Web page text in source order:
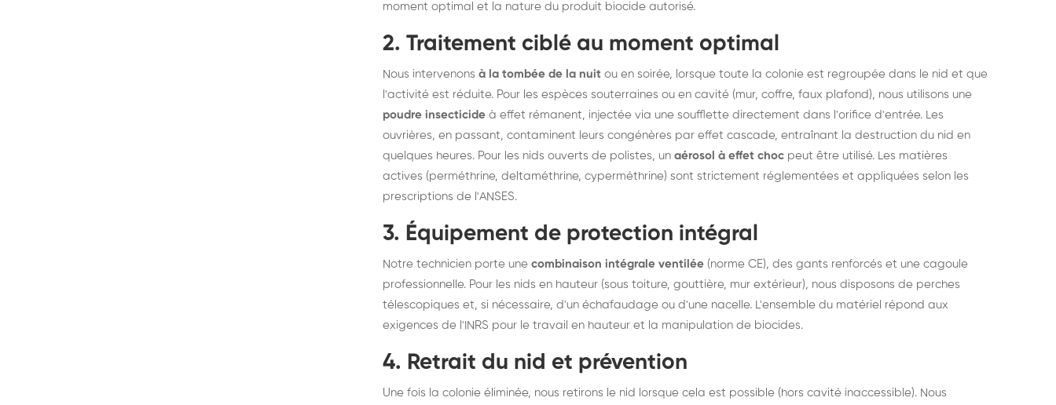
moment optimal et la nature du produit biocide autorisé.
2. Traitement ciblé au moment optimal
Nous intervenons à la tombée de la nuit ou en soirée, lorsque toute la colonie est regroupée dans le nid et que
l'activité est réduite. Pour les espèces souterraines ou en cavité (mur, coffre, faux plafond), nous utilisons une
poudre insecticide à effet rémanent, injectée via une soufflette directement dans l'orifice d'entrée. Les
ouvrières, en passant, contaminent leurs congénères par effet cascade, entraînant la destruction du nid en
quelques heures. Pour les nids ouverts de polistes, un aérosol à effet choc peut être utilisé. Les matières
actives (perméthrine, deltaméthrine, cyperméthrine) sont strictement réglementées et appliquées selon les
prescriptions de l'ANSES.
3. Équipement de protection intégral
Notre technicien porte une combinaison intégrale ventilée (norme CE), des gants renforcés et une cagoule
professionnelle. Pour les nids en hauteur (sous toiture, gouttière, mur extérieur), nous disposons de perches
télescopiques et, si nécessaire, d'un échafaudage ou d'une nacelle. L'ensemble du matériel répond aux
exigences de l'INRS pour le travail en hauteur et la manipulation de biocides.
4. Retrait du nid et prévention
Une fois la colonie éliminée, nous retirons le nid lorsque cela est possible (hors cavité inaccessible). Nous